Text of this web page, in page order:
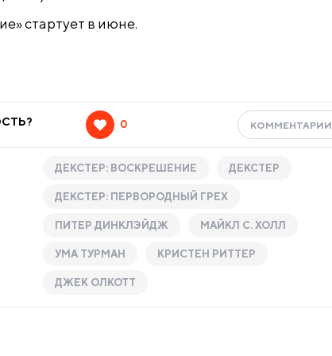
стартует в июне.
0
ДЕКСТЕР: ВОСКРЕШЕНИЕ ДЕКСТЕР
ДЕКСТЕР: ПЕРВОРОДНЫЙ ГРЕХ
ПИТЕР ДИНКЛЭЙДЖ МАЙКЛ С. ХОЛЛ
УМА ТУРМАН КРИСТЕН РИТТЕР
ДЖЕК ОЛКОТТ